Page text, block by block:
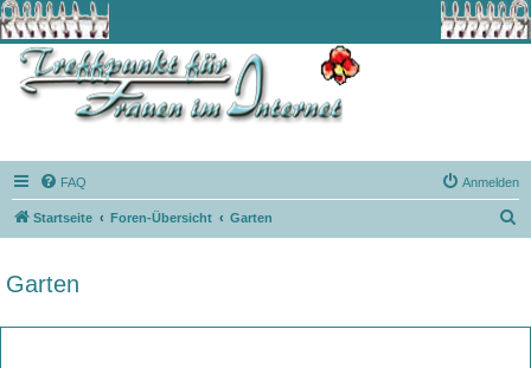
FAQ Anmelden
Startseite Foren-Übersicht Garten
e
Garten